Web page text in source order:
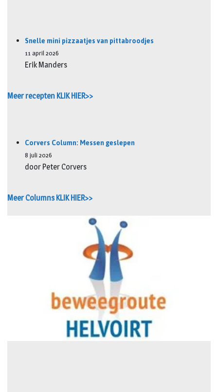
Snelle mini pizzaatjes van pittabroodjes
11 april 2026
Erik Manders
Meer recepten KLIK HIER>>
Corvers Column: Messen geslepen
8 juli 2026
door Peter Corvers
Meer Columns KLIK HIER>>